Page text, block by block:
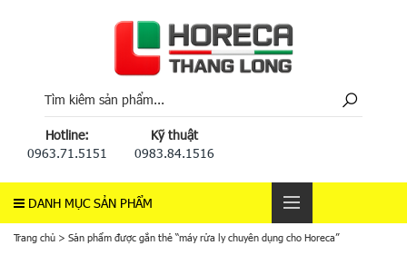
Hotline:
0963.71.5151
Kỹ thuật
0983.84.1516
DANH MỤC SẢN PHẨM
Trang chủ > Sản phẩm được gắn thẻ “máy rửa ly chuyên dụng cho Horeca”